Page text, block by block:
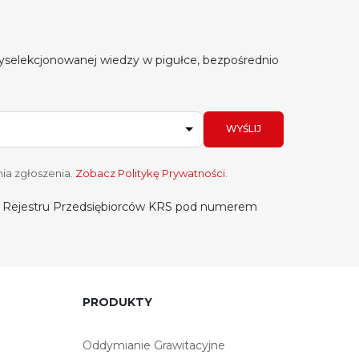
wiedzy w pigułce, bezpośrednio
WYŚLIJ
zgłoszenia. Zobacz Politykę Prywatności.
Przedsiębiorców KRS pod numerem
PRODUKTY
Oddymianie Grawitacyjne